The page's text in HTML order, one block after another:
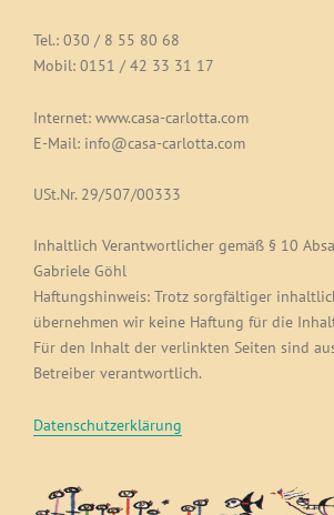
Tel.: 030 / 8 55 80 68
Mobil: 0151 / 42 33 31 17
Internet: www.casa-carlotta.com
E-Mail: info@casa-carlotta.com
USt.Nr. 29/507/00333
Inhaltlich Verantwortlicher gemäß § 10
Gabriele Göhl
Haftungshinweis: Trotz sorgfältiger
übernehmen wir keine Haftung für die
Für den Inhalt der verlinkten Seiten sind
Betreiber verantwortlich.
Datenschutzerklärung